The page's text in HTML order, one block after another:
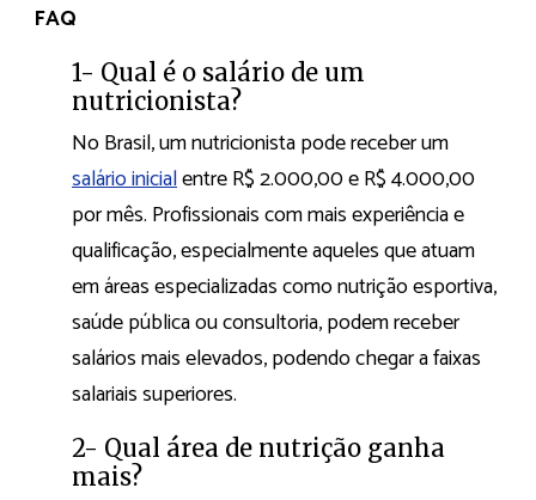
FAQ
1- Qual é o salário de um
nutricionista?
No Brasil, um nutricionista pode receber um
salário inicialentre R$ 2.000,00 e R$ 4.000,00
por mês. Profissionais com mais experiência e
qualificação, especialmente aqueles que atuam
em áreas especializadas como nutrição esportiva,
saúde pública ou consultoria, podem receber
salários mais elevados, podendo chegar a faixas
salariais superiores.
2- Qual área de nutrição ganha
mais?